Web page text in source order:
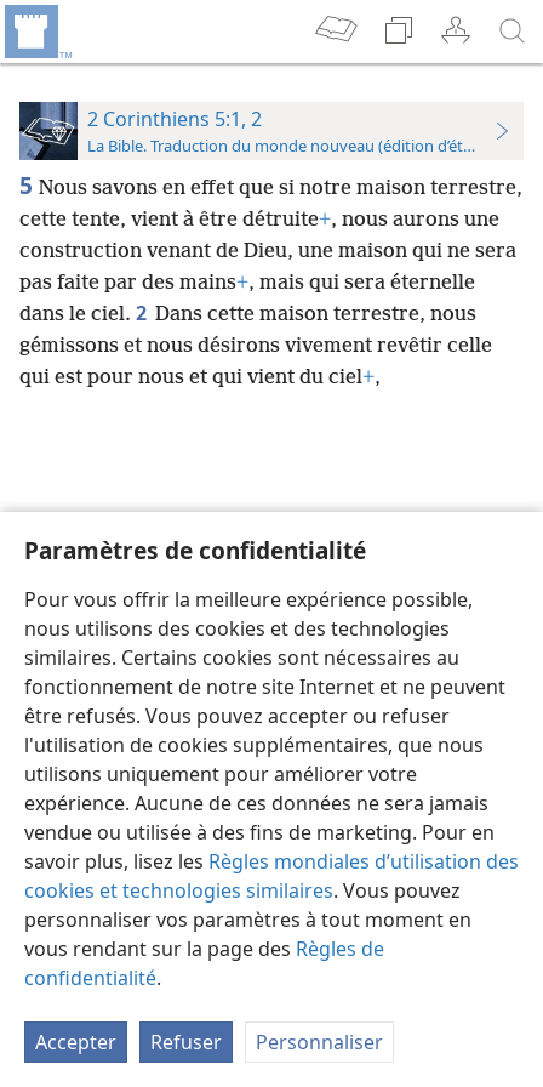
Paramètres de confidentialité
Pour vous offrir la meilleure expérience possible,
nous utilisons des cookies et des technologies
similaires. Certains cookies sont nécessaires au
fonctionnement de notre site Internet et ne peuvent
être refusés. Vous pouvez accepter ou refuser
l'utilisation de cookies supplémentaires, que nous
utilisons uniquement pour améliorer votre
expérience. Aucune de ces données ne sera jamais
vendue ou utilisée à des fins de marketing. Pour en
savoir plus, lisez les Règles mondiales d’utilisation des
cookies et technologies similaires. Vous pouvez
personnaliser vos paramètres à tout moment en
vous rendant sur la page des Règles de
confidentialité.
Accepter Refuser Personnaliser
2 Corinthiens 5:1, 2
La Bible. Traduction du monde nouveau (édition d’étude)
5 Nous savons en effet que si notre maison terrestre,
cette tente, vient à être détruite+, nous aurons une
construction venant de Dieu, une maison qui ne sera
pas faite par des mains+, mais qui sera éternelle
dans le ciel. 2 Dans cette maison terrestre, nous
gémissons et nous désirons vivement revêtir celle
qui est pour nous et qui vient du ciel+,
Préférences
Copyright© 2026 Watch Tower Bible and Tract Society of Pennsylvania
Conditions d’utilisation
Règles de confidentialité
Paramètres de confidentialité
JW.ORG Se connecter